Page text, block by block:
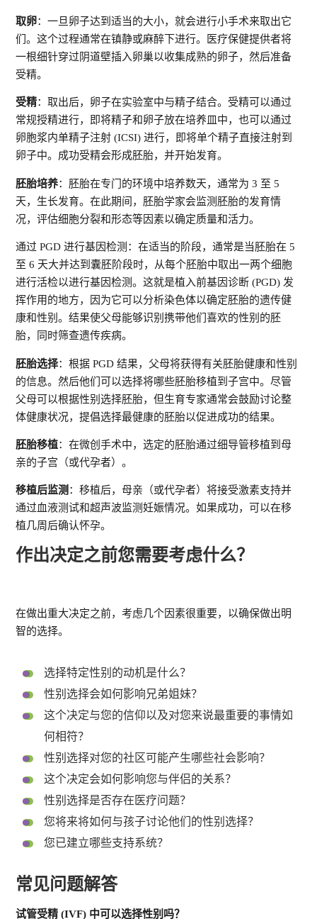
取卵：一旦卵子达到适当的大小，就会进行小手术来取出它
们。这个过程通常在镇静或麻醉下进行。医疗保健提供者将
一根细针穿过阴道壁插入卵巢以收集成熟的卵子，然后准备
受精。
受精：取出后，卵子在实验室中与精子结合。受精可以通过
常规授精进行，即将精子和卵子放在培养皿中，也可以通过
卵胞浆内单精子注射 (ICSI) 进行，即将单个精子直接注射到
卵子中。成功受精会形成胚胎，并开始发育。
胚胎培养：胚胎在专门的环境中培养数天，通常为 3 至 5
天，生长发育。在此期间，胚胎学家会监测胚胎的发育情
况，评估细胞分裂和形态等因素以确定质量和活力。
通过 PGD 进行基因检测：在适当的阶段，通常是当胚胎在 5
至 6 天大并达到囊胚阶段时，从每个胚胎中取出一两个细胞
进行活检以进行基因检测。这就是植入前基因诊断 (PGD) 发
挥作用的地方，因为它可以分析染色体以确定胚胎的遗传健
康和性别。结果使父母能够识别携带他们喜欢的性别的胚
胎，同时筛查遗传疾病。
胚胎选择：根据 PGD 结果，父母将获得有关胚胎健康和性别
的信息。然后他们可以选择将哪些胚胎移植到子宫中。尽管
父母可以根据性别选择胚胎，但生育专家通常会鼓励讨论整
体健康状况，提倡选择最健康的胚胎以促进成功的结果。
胚胎移植：在微创手术中，选定的胚胎通过细导管移植到母
亲的子宫（或代孕者）。
移植后监测 ：移植后，母亲（或代孕者）将接受激素支持并
通过血液测试和超声波监测妊娠情况。如果成功，可以在移
植几周后确认怀孕。
作出决定之前您需要考虑什么？
在做出重大决定之前，考虑几个因素很重要，以确保做出明
智的选择。
选择特定性别的动机是什么？
性别选择会如何影响兄弟姐妹？
这个决定与您的信仰以及对您来说最重要的事情如
何相符？
性别选择对您的社区可能产生哪些社会影响？
这个决定会如何影响您与伴侣的关系？
性别选择是否存在医疗问题？
您将来将如何与孩子讨论他们的性别选择？
您已建立哪些支持系统？
常见问题解答
试管受精 (IVF) 中可以选择性别吗？